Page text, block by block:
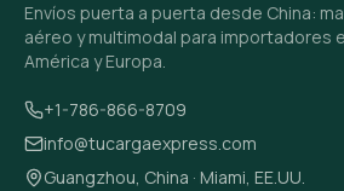
Envíos puerta a puerta desde China:
aéreo y multimodal para importadores
América y Europa.
+1-786-866-8709
info@tucargaexpress.com
Guangzhou, China · Miami, EE.UU.